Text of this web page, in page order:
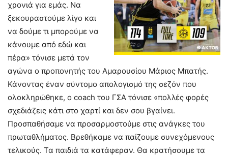
χρονιά για εμάς. Να
ξεκουραστούμε λίγο και
να δούμε τι μπορούμε να
κάνουμε από εδώ και
πέρα» τόνισε μετά τον
αγώνα ο προπονητής του Αμαρουσίου Μάριος Μπατής.
Κάνοντας έναν σύντομο απολογισμό της σεζόν που
ολοκληρώθηκε, ο coach του ΓΣΑ τόνισε «πολλές φορές
σχεδιάζεις κάτι στο χαρτί και δεν σου βγαίνει.
Προσπαθήσαμε να προσαρμοστούμε στις ανάγκες του
πρωταθλήματος. Βρεθήκαμε να παίζουμε συνεχόμενους
τελικούς. Τα παιδιά τα κατάφεραν. Θα κρατήσουμε τα